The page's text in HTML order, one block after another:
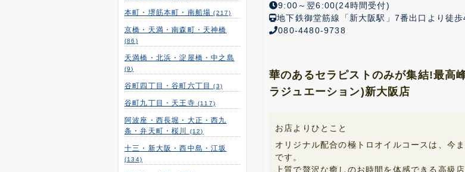
9:00～翌6:00(24時間受付)
地下鉄御堂筋線「新大阪駅」7番出口より徒
080-4480-9738
華のあるセラピストのみが集結!最
ラジュエーション)新大阪店
お店よりひとこと
オリジナル配合の極トロオイルコースは、今
です。
上質で贅沢な癒しのお時間を体感できる高級
本町・堺筋本町・南船場(217)
京橋・天満・南森町・天神橋
(86)
天満橋・北浜・淀屋橋・中之島
(9)
谷町四丁目・谷町六丁目(3)
谷町九丁目・天王寺 (117)
阿波座・西長堀・大正・西九
条・弁天町・桜川
(12)
十三・新大阪・西中島・江坂
(134)